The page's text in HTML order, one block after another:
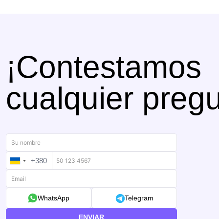
¡Contestamos
cualquier
UKRAINE
+380
+380
WhatsApp Telegram
ENVIAR